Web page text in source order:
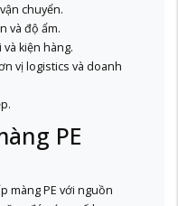
chuyển.
và độ ẩm.
kiện hàng.
vị logistics và doanh
PE
màng PE với nguồn